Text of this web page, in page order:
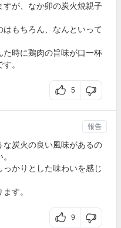
すが、なか卯の炭火焼親子
もちろん、なんといって
た時に鶏肉の旨味が口一杯
。
5
炭火の良い風味があるの
かりとした味わいを感じ
す。
9
報告